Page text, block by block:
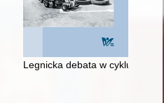
"wytycznych" do działań i
Legnicka debata w cyklu